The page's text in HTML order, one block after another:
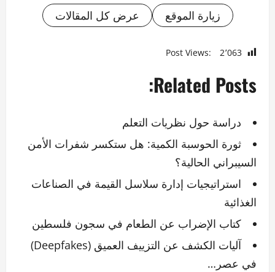
زيارة الموقع عرض كل المقالات
Post Views: 2٬063
Related Posts:
دراسة حول نظريات التعلم
ثورة الحوسبة الكمية: هل ستكسر شفرات الأمن
السيبراني الحالية؟
استراتيجيات إدارة سلاسل القيمة في الصناعات
الغذائية
كتاب الإضراب عن الطعام في سجون فلسطين
آليات الكشف عن التزييف العميق (Deepfakes)
في عصر…